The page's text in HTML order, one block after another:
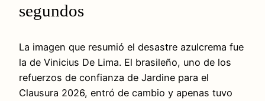
segundos
La imagen que resumió el desastre azulcrema fue
la de Vinicius De Lima. El brasileño, uno de los
refuerzos de confianza de Jardine para el
Clausura 2026, entró de cambio y apenas tuvo